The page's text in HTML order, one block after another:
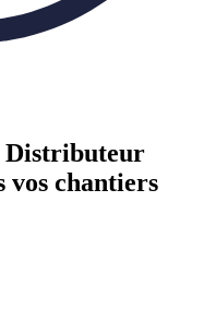
vos chantiers